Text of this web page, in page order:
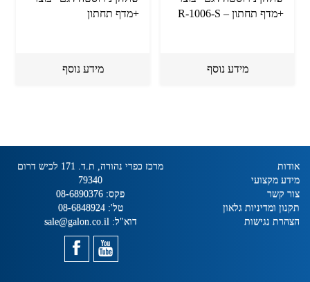
+מדף תחתון – R-1006-S
מידע נוסף
+מדף תחתון
מידע נוסף
אודות
מידע מקצועי
צור קשר
תקנון ומדיניות גלאון
הצהרת נגישות
מרכז כפרי נהורה, ת.ד. 171 לכיש דרום
79340
פקס: 08-6890376
טל':08-6848924
דוא"ל:sale@galon.co.il